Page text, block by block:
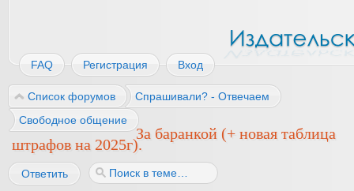
FAQ Регистрация Вход
Список форумов
Спрашивали? - Отвечаем
Свободное общение
За баранкой (+ новая таблица
штрафов на 2025г).
Ответить